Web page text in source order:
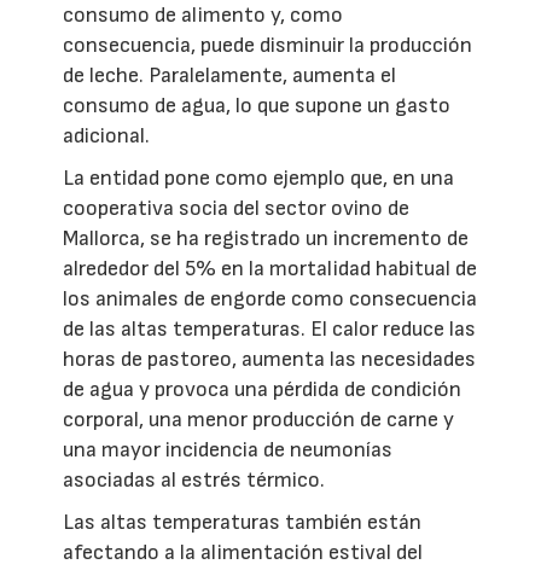
consumo de alimento y, como
consecuencia, puede disminuir la producción
de leche. Paralelamente, aumenta el
consumo de agua, lo que supone un gasto
adicional.
La entidad pone como ejemplo que, en una
cooperativa socia del sector ovino de
Mallorca, se ha registrado un incremento de
alrededor del 5% en la mortalidad habitual de
los animales de engorde como consecuencia
de las altas temperaturas. El calor reduce las
horas de pastoreo, aumenta las necesidades
de agua y provoca una pérdida de condición
corporal, una menor producción de carne y
una mayor incidencia de neumonías
asociadas al estrés térmico.
Las altas temperaturas también están
afectando a la alimentación estival del